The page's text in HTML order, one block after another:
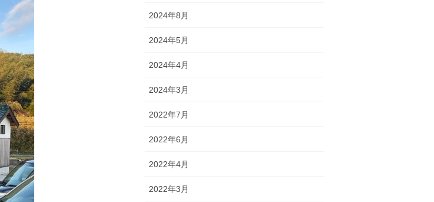
2024年8月
2024年5月
2024年4月
2024年3月
2022年7月
2022年6月
2022年4月
2022年3月